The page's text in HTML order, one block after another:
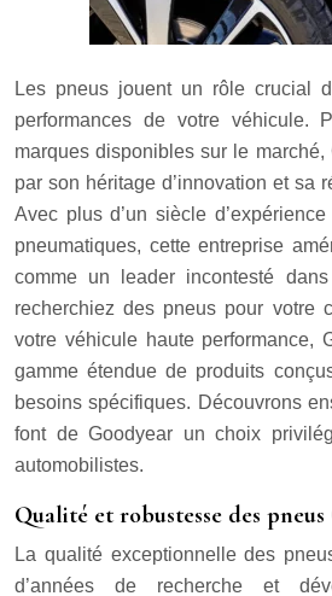
Les pneus jouent un rôle crucial
performances de votre véhicule.
marques disponibles sur le
par son héritage d’innovation et sa
Avec plus d’un siècle
pneumatiques, cette entreprise
comme un leader incontesté
recherchiez des pneus pour votre
votre véhicule haute performance,
gamme étendue de produits
besoins spécifiques. Découvrons
font de Goodyear un choix
automobilistes.
Qualité et robustesse des
La qualité exceptionnelle des
d’années de recherche et